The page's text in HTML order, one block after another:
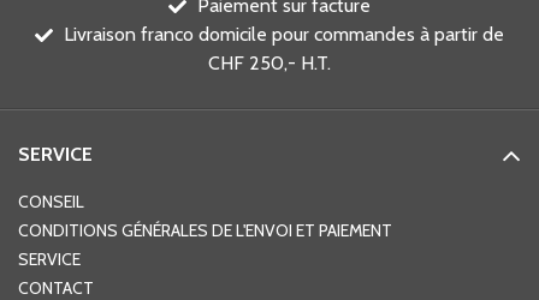
Paiement sur facture
Livraison franco domicile pour commandes à partir de
CHF 250,- H.T.
SERVICE
CONSEIL
CONDITIONS GÉNÉRALES DE L'ENVOI ET PAIEMENT
SERVICE
CONTACT